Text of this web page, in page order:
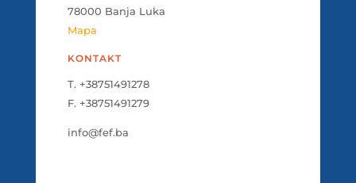
78000 Banja Luka
Mapa
KONTAKT
T. +38751491278
F. +38751491279
info@fef.ba